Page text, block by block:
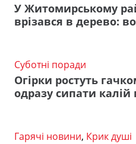
У Житомирському
врізався в дерево:
Суботні поради
Огірки ростуть
одразу сипати калій
Гарячі новини, Крик душі